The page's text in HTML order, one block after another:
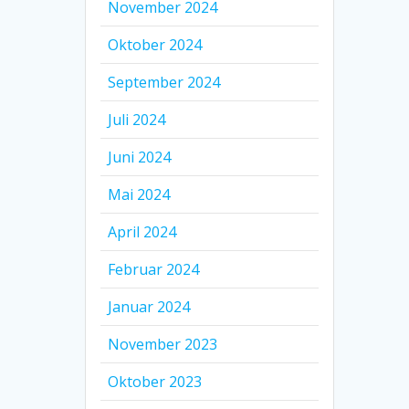
November 2024
Oktober 2024
September 2024
Juli 2024
Juni 2024
Mai 2024
April 2024
Februar 2024
Januar 2024
November 2023
Oktober 2023